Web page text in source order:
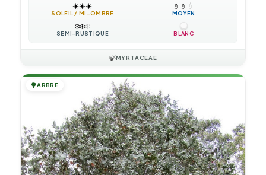
☀️☀️☀️
SOLEIL / MI-OMBRE
💧 💧 💧
MOYEN
❄️❄️❄️
SEMI-RUSTIQUE BLANC
🍃MYRTACEAE
🌳ARBRE